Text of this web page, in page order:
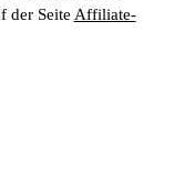
der Seite Affiliate-